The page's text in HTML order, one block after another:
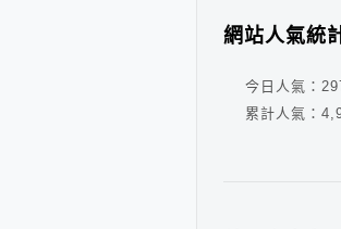
網站人氣統
今日人氣：
累計人氣：